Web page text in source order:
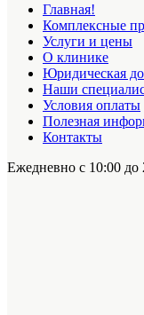
Главная!
Комплексные
Услуги и цены
О клинике
Юридическая
Наши
Условия оплаты
Полезная
Контакты
Ежедневно с 10:00 до